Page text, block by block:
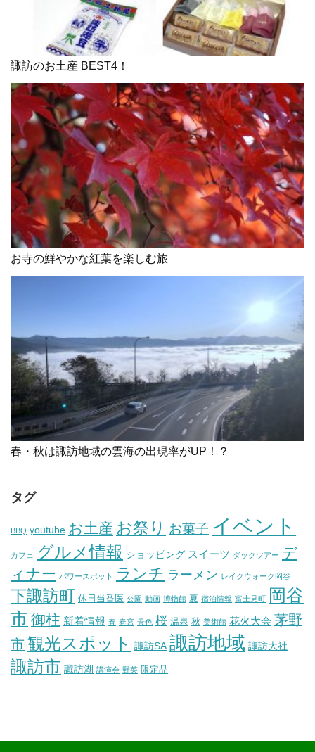
諏訪のお土産 BEST4！
お寺の鮮やかな紅葉を楽しむ旅
春・秋は諏訪地域の雲海の出現率がUP！？
タグ
BBQ youtube お土産 お祭り お菓子 イベント
カフェ グルメ情報 ショッピング スイーツ ダックツアー デ
ィナー パワースポット ランチ ラーメン レイクウォーク岡谷
下諏訪町 休日当番医 公園 動画 博物館 夏 宿泊情報 富士見町 岡谷
市 御柱 新着情報 春 春宮 景色 桜 温泉 秋 美術館 花火大会 茅野
市観光スポット 諏訪SA 諏訪地域 諏訪大社
諏訪市 諏訪湖 講演会 野菜 限定品